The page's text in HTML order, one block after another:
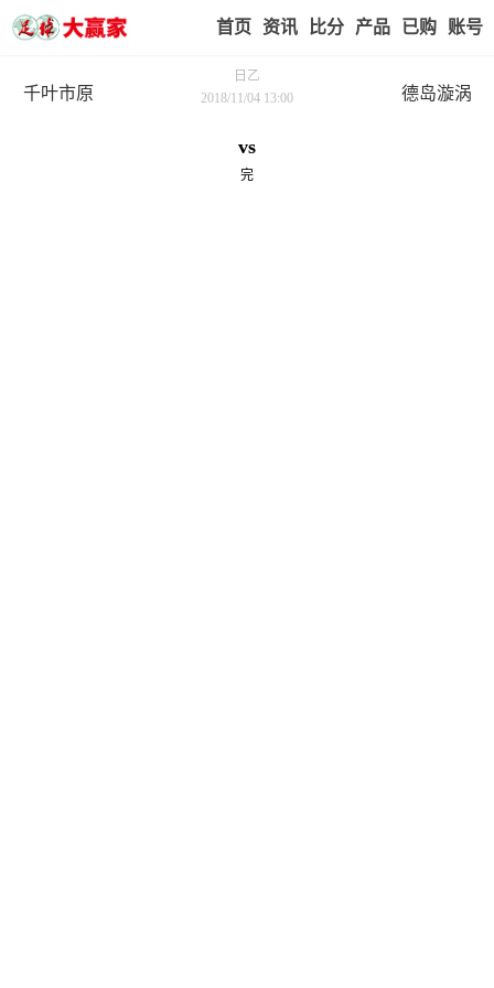
首页 赢家视点赛事比分实战版入口
我的
日乙
2018/11/04 13:00
vs
完
千叶市原 德岛漩涡